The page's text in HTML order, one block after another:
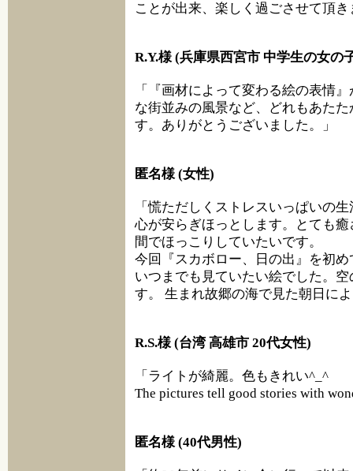
ことが出来、楽しく過ごさせて頂
R.Y.様 (兵庫県西宮市 中学生の女の
「『画材によって変わる絵の表情
な街並みの風景など、どれもあた
す。ありがとうございました。」
匿名様 (女性)
「慌ただしくストレスいっぱいの
心が安らぎほっとします。とても
間でほっこりしていたいです。
今回『スカボロー、日の出』を初
いつまでも見ていたい絵でした。
す。 生まれ故郷の海で見た朝日に
R.S.様 (台湾 高雄市 20代女性)
「ライトが綺麗。色もきれい^_^
The pictures tell good stories with
匿名様 (40代男性)